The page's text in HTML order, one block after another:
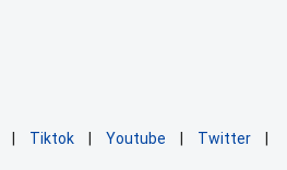
Tiktok Youtube Twitter